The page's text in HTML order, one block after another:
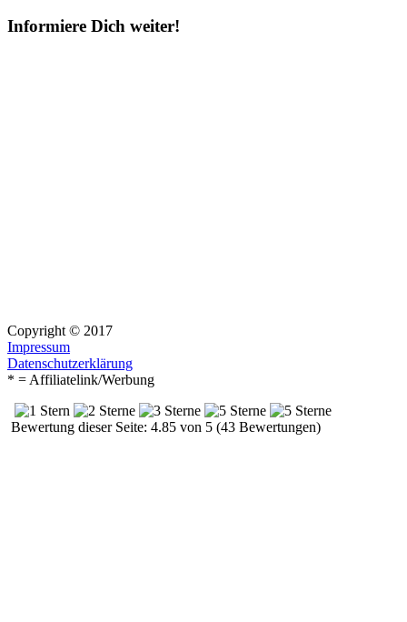
Informiere Dich weiter!
Copyright © 2017
Impressum
Datenschutzerklärung
* = Affiliatelink/Werbung
Bewertung dieser Seite: 4.85 von 5 (43 Bewertungen)